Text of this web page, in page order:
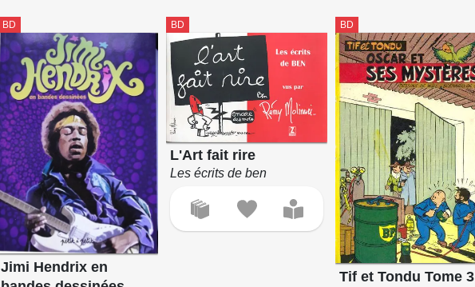
BD
Jimi Hendrix en
BD
L'Art fait rire
Les écrits de ben
BD
Tif et Tondu Tome 3